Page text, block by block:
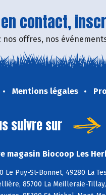
contact,
nos offres, nos
Mentions légales
suivre sur
magasin Biocoop Les
Le Puy-St-Bonnet, 49280 La
85700 La Meilleraie-